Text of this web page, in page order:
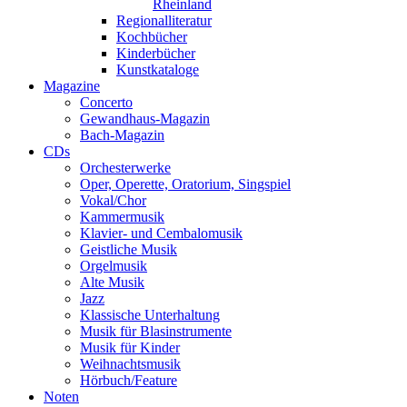
Rheinland
Regionalliteratur
Kochbücher
Kinderbücher
Kunstkataloge
Magazine
Concerto
Gewandhaus-Magazin
Bach-Magazin
CDs
Orchesterwerke
Oper, Operette, Oratorium, Singspiel
Vokal/Chor
Kammermusik
Klavier- und Cembalomusik
Geistliche Musik
Orgelmusik
Alte Musik
Jazz
Klassische Unterhaltung
Musik für Blasinstrumente
Musik für Kinder
Weihnachtsmusik
Hörbuch/Feature
Noten